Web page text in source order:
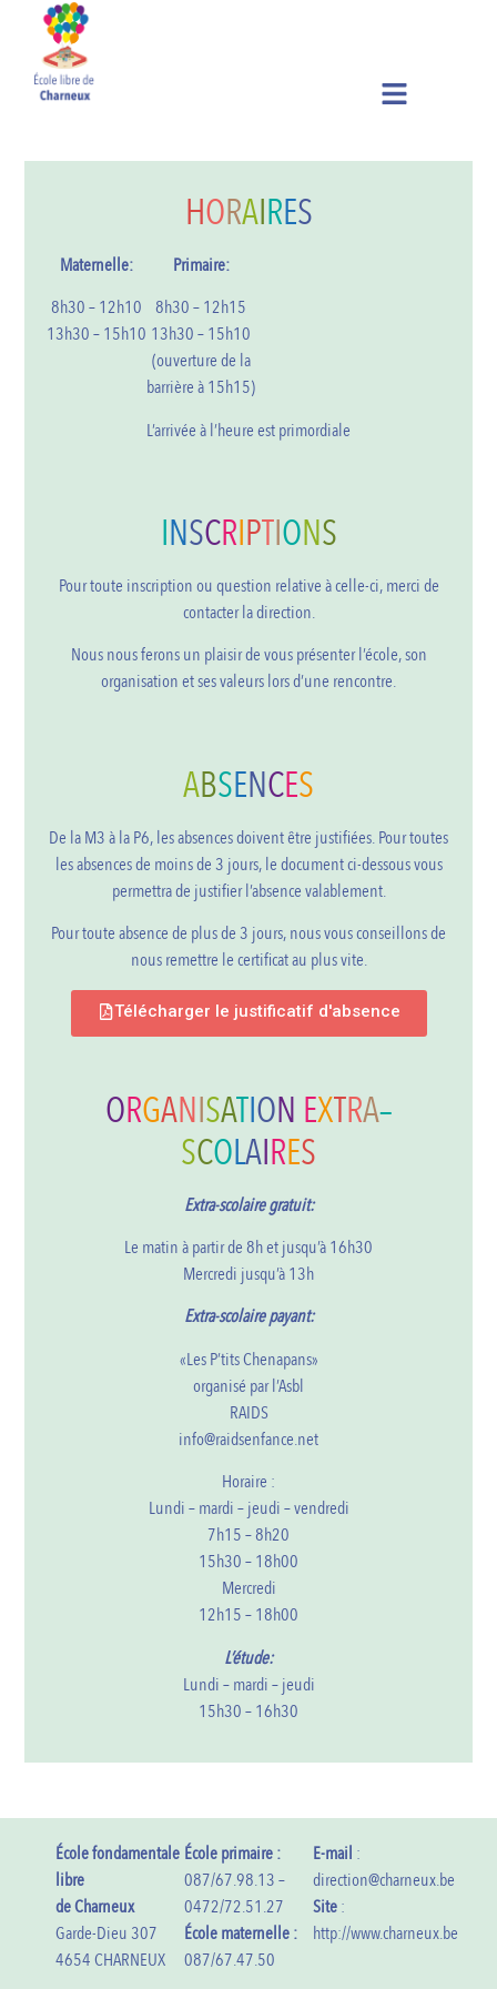
HORAIRES
Maternelle:
8h30 – 12h10
13h30 – 15h10
Primaire:
8h30 – 12h15
13h30 – 15h10
(ouverture de la
barrière à 15h15)
L’arrivée à l’heure est primordiale
INSCRIPTIONS
Pour toute inscription ou question relative à celle-ci, merci de
contacter la direction.
Nous nous ferons un plaisir de vous présenter l’école, son
organisation et ses valeurs lors d’une rencontre.
ABSENCES
De la M3 à la P6, les absences doivent être justifiées. Pour toutes
les absences de moins de 3 jours, le document ci-dessous vous
permettra de justifier l’absence valablement.
Pour toute absence de plus de 3 jours, nous vous conseillons de
nous remettre le certificat au plus vite.
Télécharger le justificatif d'absence
ORGANISATION EXTRA–
SCOLAIRES
Extra-scolaire gratuit:
Le matin à partir de 8h et jusqu’à 16h30
Mercredi jusqu’à 13h
Extra-scolaire payant:
«Les P’tits Chenapans»
organisé par l’Asbl
RAIDS
info@raidsenfance.net
Horaire :
Lundi – mardi – jeudi – vendredi
7h15 – 8h20
15h30 – 18h00
Mercredi
12h15 – 18h00
L’étude:
Lundi – mardi – jeudi
15h30 – 16h30
École fondamentale
libre
de Charneux
Garde-Dieu 307
4654 CHARNEUX
École primaire :
087/67.98.13 –
0472/72.51.27
École maternelle :
087/67.47.50
E-mail :
direction@charneux.be
Site:
http://www.charneux.be